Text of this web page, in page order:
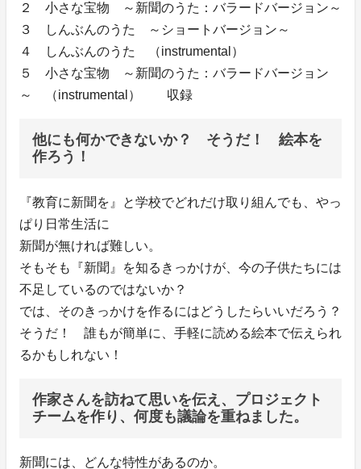
２ 小さな宝物 ～新聞のうた：バラードバージョン～
３ しんぶんのうた ～ショートバージョン～
４ しんぶんのうた （instrumental）
５ 小さな宝物 ～新聞のうた：バラードバージョン
～ （instrumental） 収録
他にも何かできないか？ そうだ！ 絵本を
作ろう！
『教育に新聞を』と学校でどれだけ取り組んでも、やっ
ぱり日常生活に
新聞が無ければ難しい。
そもそも『新聞』を知るきっかけが、今の子供たちには
不足しているのではないか？
では、そのきっかけを作るにはどうしたらいいだろう？
そうだ！ 誰もが簡単に、手軽に読める絵本で伝えられ
るかもしれない！
作家さんを訪ねて思いを伝え、プロジェクト
チームを作り、何度も議論を重ねました。
新聞には、どんな特性があるのか。